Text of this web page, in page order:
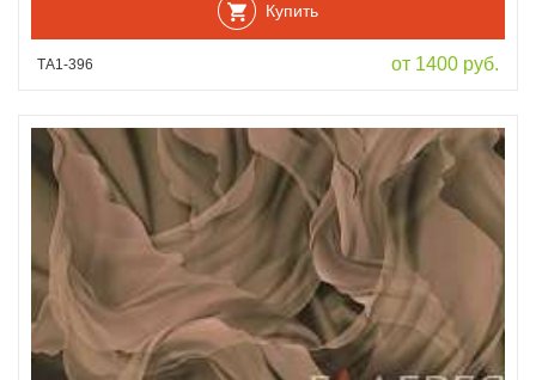
Купить
ТА1-396 от 1400 руб.